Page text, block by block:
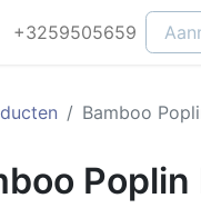
+3259505659
Bamboo